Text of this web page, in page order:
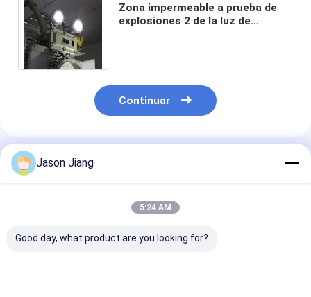
Zona impermeable a prueba de
explosiones 2 de la luz de
Continuar
Productos Recomendados
Jason Jiang
5:24 AM
Good day, what product are you looking for?